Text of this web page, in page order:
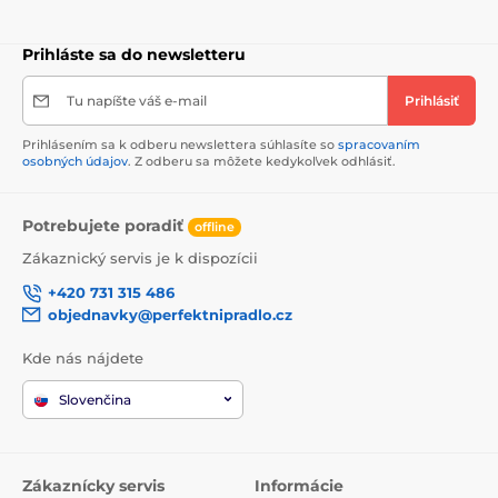
Prihláste sa do newsletteru
Tu napíšte váš e-mail Prihlásiť
Prihlásením sa k odberu newslettera súhlasíte so spracovaním
osobných údajov. Z odberu sa môžete kedykoľvek odhlásiť.
Potrebujete poradiť offline
Zákaznický servis je k dispozícii
+420 731 315 486
objednavky@perfektnipradlo.cz
Kde nás nájdete
Slovenčina
Zákaznícky servis Informácie